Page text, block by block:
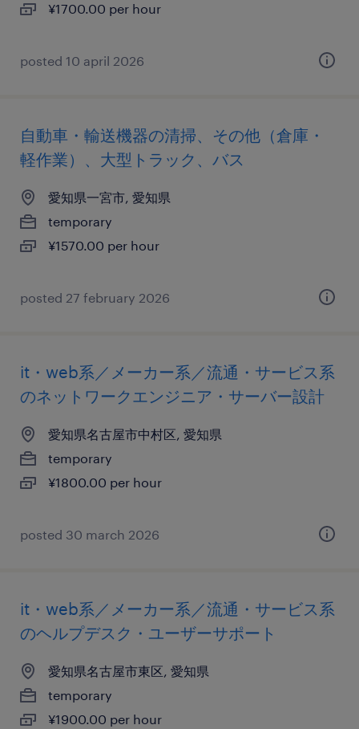
¥1700.00 per hour
posted 10 april 2026
自動車・輸送機器の清掃、その他（倉庫・
軽作業）、大型トラック、バス
愛知県一宮市, 愛知県
temporary
¥1570.00 per hour
posted 27 february 2026
it・web系／メーカー系／流通・サービス系
のネットワークエンジニア・サーバー設計
愛知県名古屋市中村区, 愛知県
temporary
¥1800.00 per hour
posted 30 march 2026
it・web系／メーカー系／流通・サービス系
のヘルプデスク・ユーザーサポート
愛知県名古屋市東区, 愛知県
temporary
¥1900.00 per hour